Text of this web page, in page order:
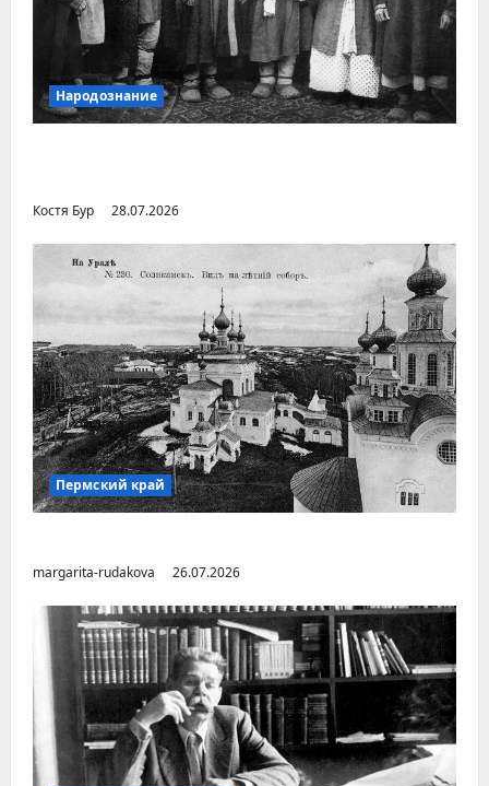
Народознание
Костя Бур 28.07.2026
Пермский край
margarita-rudakova 26.07.2026